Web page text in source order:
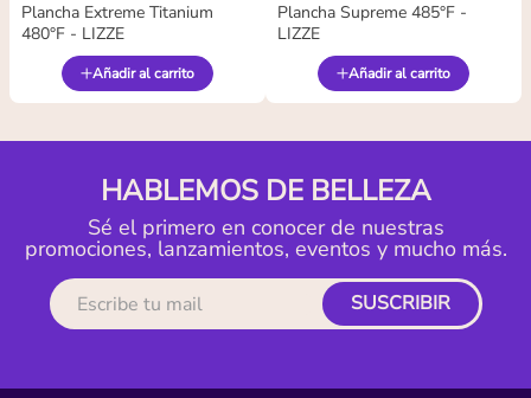
Plancha Extreme Titanium
480°F - LIZZE
Añadir al carrito
Plancha Supreme 485°F -
LIZZE
Añadir al carrito
HABLEMOS DE BELLEZA
Sé el primero en conocer de nuestras
promociones, lanzamientos, eventos y mucho más.
SUSCRIBIR